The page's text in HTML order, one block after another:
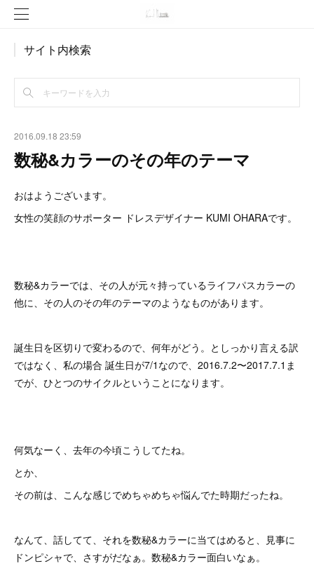
サイト内検索
2016.09.18 23:59
数秘&カラーのその年のテーマ
おはようございます。
女性の笑顔のサポーター ドレスデザイナー KUMI OHARAです。
数秘&カラーでは、その人が元々持っているライフパスカラーの
他に、その人のその年のテーマのようなものがあります。
誕生日を区切りで変わるので、何年がどう。としっかり言える訳
ではなく、私の場合 誕生日が7/1なので、2016.7.2〜2017.7.1ま
でが、ひとつのサイクルということになります。
何気なーく、去年の今頃こうしてたね。
とか、
その前は、こんな感じでめちゃめちゃ悩んでた時期だったね。
なんて、話してて、それを数秘&カラーに当てはめると、見事に
ドンピシャで、さすがだなぁ。数秘&カラー面白いなぁ。